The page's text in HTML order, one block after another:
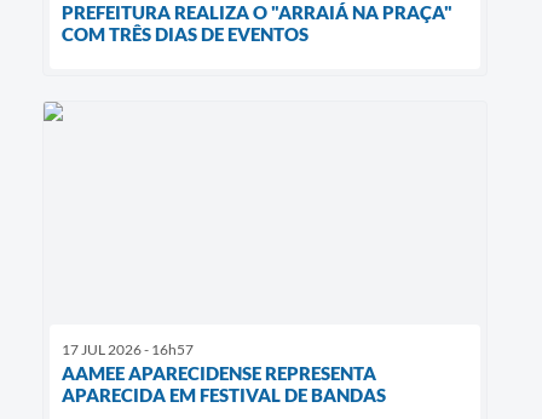
PREFEITURA REALIZA O "ARRAIÁ NA PRAÇA"
COM TRÊS DIAS DE EVENTOS
17 JUL 2026 - 16h57
AAMEE APARECIDENSE REPRESENTA
APARECIDA EM FESTIVAL DE BANDAS